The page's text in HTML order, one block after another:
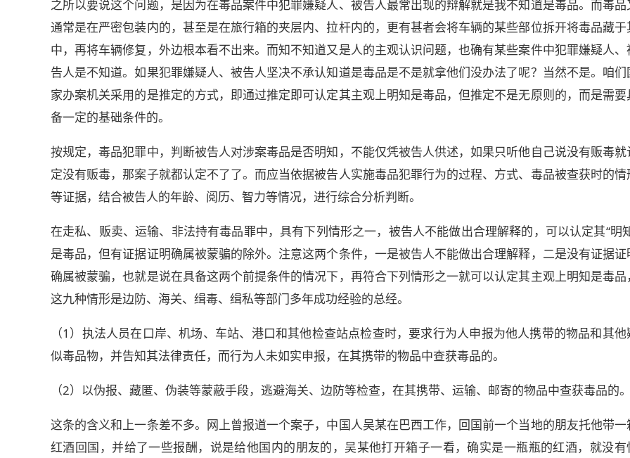
之所以要说这个问题，是因为在毒品案件中犯罪嫌疑人、被告人最常出现的辩解就是我不知道是毒品。而毒品
通常是在严密包装内的，甚至是在旅行箱的夹层内、拉杆内的，更有甚者会将车辆的某些部位拆开将毒品藏于
中，再将车辆修复，外边根本看不出来。而知不知道又是人的主观认识问题，也确有某些案件中犯罪嫌疑人、
告人是不知道。如果犯罪嫌疑人、被告人坚决不承认知道是毒品是不是就拿他们没办法了呢？当然不是。咱们
家办案机关采用的是推定的方式，即通过推定即可认定其主观上明知是毒品，但推定不是无原则的，而是需要
备一定的基础条件的。
按规定，毒品犯罪中，判断被告人对涉案毒品是否明知，不能仅凭被告人供述，如果只听他自己说没有贩毒就
定没有贩毒，那案子就都认定不了了。而应当依据被告人实施毒品犯罪行为的过程、方式、毒品被查获时的情
等证据，结合被告人的年龄、阅历、智力等情况，进行综合分析判断。
在走私、贩卖、运输、非法持有毒品罪中，具有下列情形之一，被告人不能做出合理解释的，可以认定其“明
是毒品，但有证据证明确属被蒙骗的除外。注意这两个条件，一是被告人不能做出合理解释，二是没有证据证
确属被蒙骗，也就是说在具备这两个前提条件的情况下，再符合下列情形之一就可以认定其主观上明知是毒品，
这九种情形是边防、海关、缉毒、缉私等部门多年成功经验的总经。
（1）执法人员在口岸、机场、车站、港口和其他检查站点检查时，要求行为人申报为他人携带的物品和其他
似毒品物，并告知其法律责任，而行为人未如实申报，在其携带的物品中查获毒品的。
（2）以伪报、藏匿、伪装等蒙蔽手段，逃避海关、边防等检查，在其携带、运输、邮寄的物品中查获毒品的。
这条的含义和上一条差不多。网上曾报道一个案子，中国人吴某在巴西工作，回国前一个当地的朋友托他带一
红酒回国，并给了一些报酬，说是给他国内的朋友的，吴某他打开箱子一看，确实是一瓶瓶的红酒，就没有